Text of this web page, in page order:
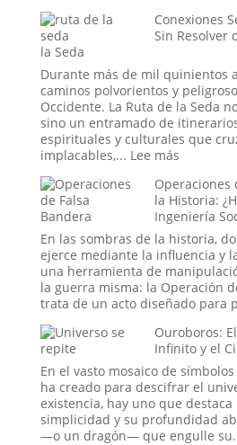
la
Arca
la
Alianza
una
Batería
Antigua?
La
Eléctrica
del
Relato
Bíblico
Conexiones
Sin Resolver
la Seda
Durante más de mil quinientos
caminos polvorientos y
Occidente. La Ruta de la Seda
sino un entramado de
espirituales y culturales que
implacables,... Lee más:
Secretas
y
Enigmas
Sin
Resolver
de
la
Antigua
Ruta
de
la
Seda
Operaciones
la Historia:
Ingeniería
En las sombras de la historia,
ejerce mediante la influencia y
una herramienta de
la guerra misma: la Operación
trata de un acto diseñado para
Ouroboros:
Infinito y el
En el vasto mosaico de
ha creado para descifrar el
existencia, hay uno que
simplicidad y su profundidad
—o un dragón— que engulle